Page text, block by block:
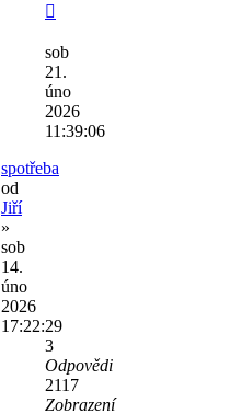
sob
21.
úno
2026
11:39:06
spotřeba
od
Jiří
»
sob
14.
úno
2026
17:22:29
3
Odpovědi
2117
Zobrazení